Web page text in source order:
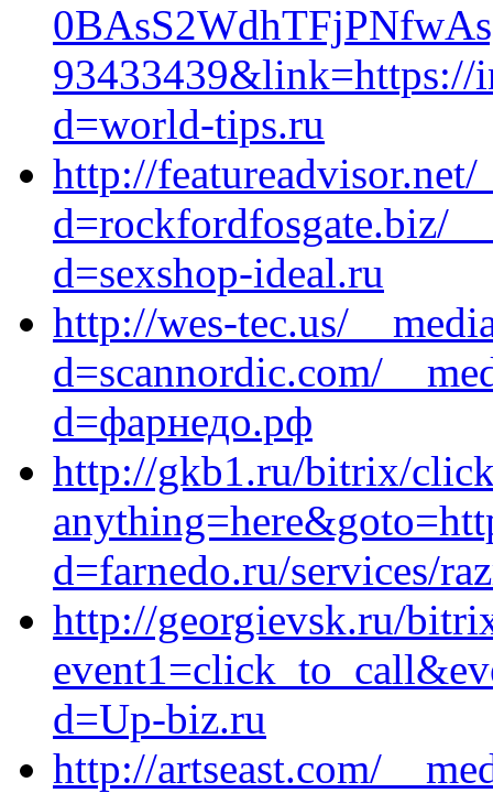
93433439&link=https://
d=world-tips.ru
http://
d=rockfordfosgate.biz/
d=sexshop-ideal.ru
http://wes-tec.us/
d=scannordic.com/
d=фарнедо.рф
http://gkb1.ru/bitrix/
d=farnedo.ru/services/
http://georgievsk.ru/
d=Up-biz.ru
http://artseast.com/